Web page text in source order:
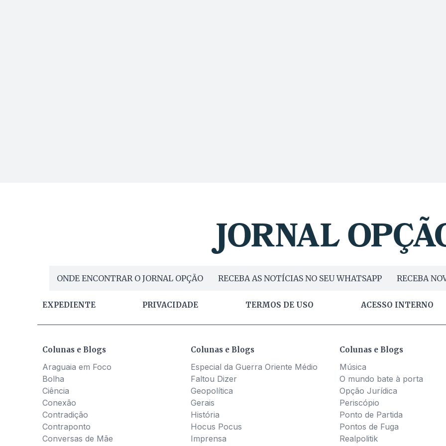
ONDE ENCONTRAR O JORNAL OPÇÃO RECEBA AS NOTÍCIAS NO SEU WHATSAPP RECEBA
EXPEDIENTE PRIVACIDADE TERMOS DE USO ACESSO INTERNO
Colunas e Blogs
Araguaia em Foco
Bolha
Ciência
Conexão
Contradição
Contraponto
Conversas de Mãe
Colunas e Blogs
Especial da Guerra Oriente Médio
Faltou Dizer
Geopolítica
Gerais
História
Hocus Pocus
Imprensa
Colunas e Blogs
Música
O mundo bate à porta
Opção Jurídica
Periscópio
Ponto de Partida
Pontos de Fuga
Realpolitik